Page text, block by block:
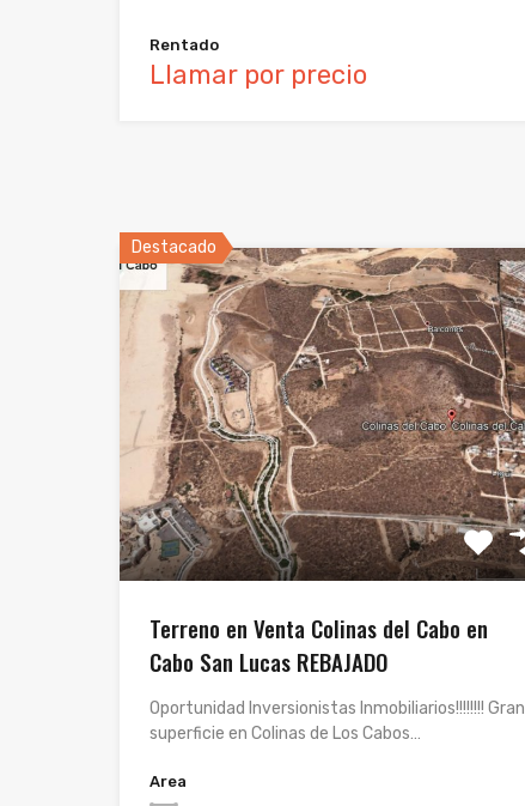
Rentado
Llamar por precio
Destacado
Terreno en Venta Colinas del Cabo en
Cabo San Lucas REBAJADO
Oportunidad Inversionistas Inmobiliarios!!!!!!!! Gran
superficie en Colinas de Los Cabos…
Area